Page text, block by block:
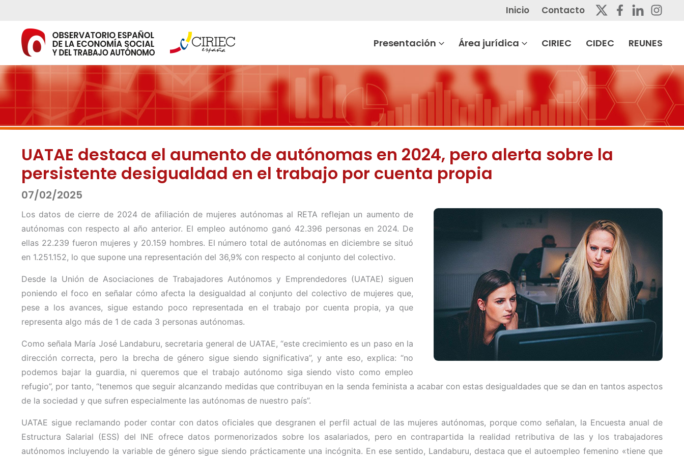
contenido
Inicio Contacto
Presentación Área jurídica CIRIEC CIDEC REUNES
UATAE destaca el aumento de autónomas en 2024, pero alerta sobre la
persistente desigualdad en el trabajo por cuenta propia
07/02/2025
Los datos de cierre de 2024 de afiliación de mujeres autónomas al RETA reflejan un aumento de
autónomas con respecto al año anterior. El empleo autónomo ganó 42.396 personas en 2024. De
ellas 22.239 fueron mujeres y 20.159 hombres. El número total de autónomas en diciembre se situó
en 1.251.152, lo que supone una representación del 36,9% con respecto al conjunto del colectivo.
Desde la Unión de Asociaciones de Trabajadores Autónomos y Emprendedores (UATAE) siguen
poniendo el foco en señalar cómo afecta la desigualdad al conjunto del colectivo de mujeres que,
pese a los avances, sigue estando poco representada en el trabajo por cuenta propia, ya que
representa algo más de 1 de cada 3 personas autónomas.
Como señala María José Landaburu, secretaria general de UATAE, “este crecimiento es un paso en la
dirección correcta, pero la brecha de género sigue siendo significativa”, y ante eso, explica: “no
podemos bajar la guardia, ni queremos que el trabajo autónomo siga siendo visto como empleo
refugio”, por tanto, “tenemos que seguir alcanzando medidas que contribuyan en la senda feminista a acabar con estas desigualdades que se dan en tantos aspectos
de la sociedad y que sufren especialmente las autónomas de nuestro país”.
UATAE sigue reclamando poder contar con datos oficiales que desgranen el perfil actual de las mujeres autónomas, porque como señalan, la Encuesta anual de
Estructura Salarial (ESS) del INE ofrece datos pormenorizados sobre los asalariados, pero en contrapartida la realidad retributiva de las y los trabajadores
autónomos incluyendo la variable de género sigue siendo prácticamente una incógnita. En ese sentido, Landaburu, destaca que el autoempleo femenino «tiene que